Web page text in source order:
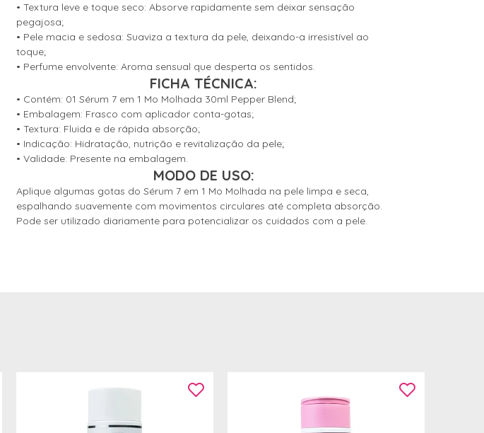
• Textura leve e toque seco: Absorve rapidamente sem deixar sensação
pegajosa;
• Pele macia e sedosa: Suaviza a textura da pele, deixando-a irresistível ao
toque;
• Perfume envolvente: Aroma sensual que desperta os sentidos.
FICHA TÉCNICA:
• Contém: 01 Sérum 7 em 1 Mo Molhada 30ml Pepper Blend;
• Embalagem: Frasco com aplicador conta-gotas;
• Textura: Fluida e de rápida absorção;
• Indicação: Hidratação, nutrição e revitalização da pele;
• Validade: Presente na embalagem.
MODO DE USO:
Aplique algumas gotas do Sérum 7 em 1 Mo Molhada na pele limpa e seca,
espalhando suavemente com movimentos circulares até completa absorção.
Pode ser utilizado diariamente para potencializar os cuidados com a pele.